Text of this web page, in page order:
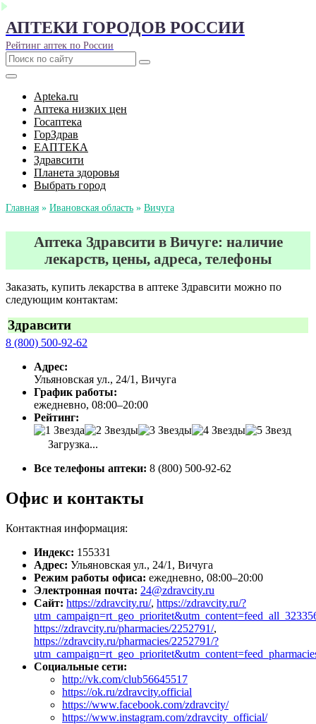
АПТЕКИ ГОРОДОВ РОССИИ
Рейтинг аптек по России
Apteka.ru
Аптека низких цен
Госаптека
ГорЗдрав
ЕАПТЕКА
Здравсити
Планета здоровья
Выбрать город
Главная » Ивановская область » Вичуга
Аптека Здравсити в Вичуге: наличие
лекарств, цены, адреса, телефоны
Заказать, купить лекарства в аптеке Здравсити можно по
следующим контактам:
Здравсити
8 (800) 500-92-62
Адрес:
Ульяновская ул., 24/1, Вичуга
График работы:
ежедневно, 08:00–20:00
Рейтинг:
Загрузка...
Все телефоны аптеки: 8 (800) 500-92-62
Офис и контакты
Контактная информация:
Индекс: 155331
Адрес: Ульяновская ул., 24/1, Вичуга
Режим работы офиса: ежедневно, 08:00–20:00
Электронная почта: 24@zdravcity.ru
Сайт: https://zdravcity.ru/, https://zdravcity.ru/?
https://zdravcity.ru/pharmacies/2252791/,
https://zdravcity.ru/pharmacies/2252791/?
Социальные сети:
http://vk.com/club56645517
https://ok.ru/zdravcity.official
https://www.facebook.com/zdravcity/
https://www.instagram.com/zdravcity_official/